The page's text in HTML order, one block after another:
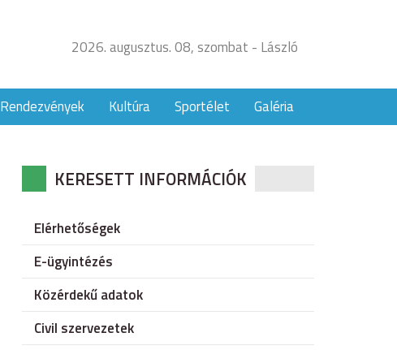
2026. augusztus. 08, szombat - László
Rendezvények Kultúra Sportélet Galéria
KERESETT INFORMÁCIÓK
Elérhetőségek
E-ügyintézés
Közérdekű adatok
Civil szervezetek